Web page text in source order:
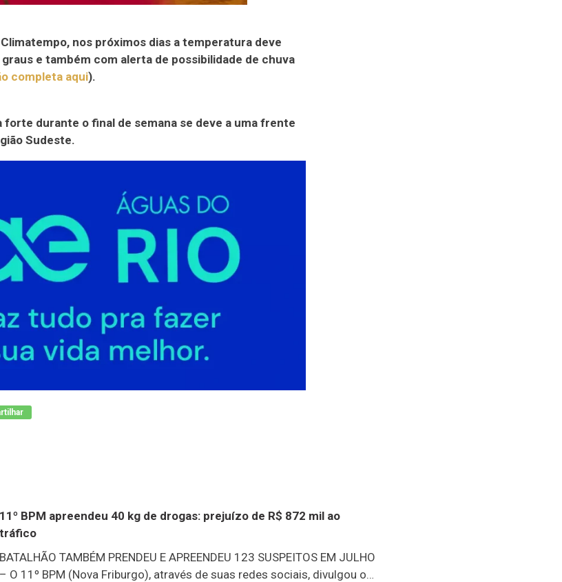
nos próximos dias a temperatura deve
e também com alerta de possibilidade de chuva
completa aqui).
forte durante o final de semana se deve a uma frente
Sudeste.
11º BPM apreendeu 40 kg de drogas: prejuízo de R$ 872 mil ao
tráfico
BATALHÃO TAMBÉM PRENDEU E APREENDEU 123 SUSPEITOS EM JULHO
– O 11º BPM (Nova Friburgo), através de suas redes sociais, divulgou o